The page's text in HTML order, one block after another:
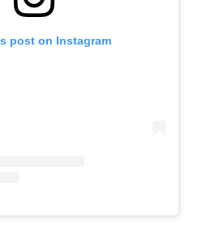
post on Instagram